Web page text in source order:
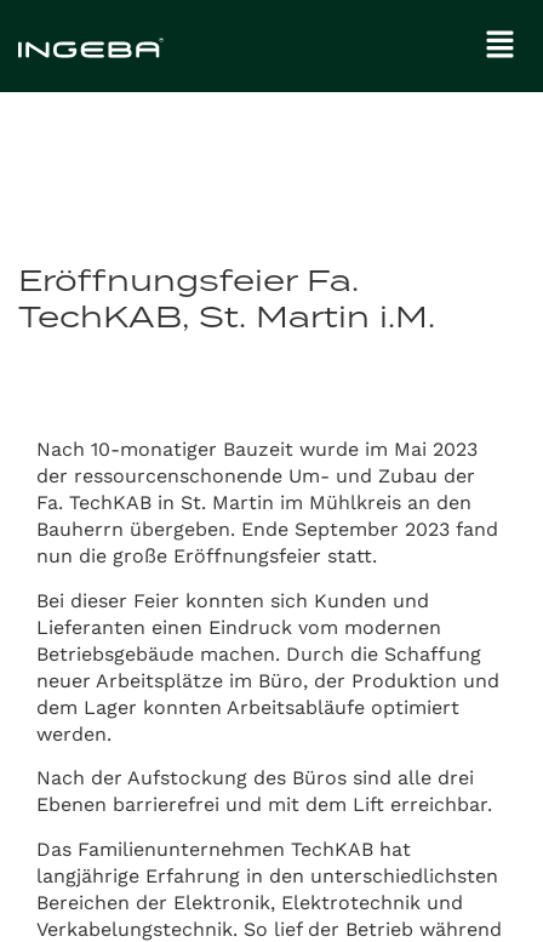
Eröffnungsfeier Fa.
TechKAB, St. Martin i.M.
Nach 10-monatiger Bauzeit wurde im Mai 2023
der ressourcenschonende Um- und Zubau der
Fa. TechKAB in St. Martin im Mühlkreis an den
Bauherrn übergeben. Ende September 2023 fand
nun die große Eröffnungsfeier statt.
Bei dieser Feier konnten sich Kunden und
Lieferanten einen Eindruck vom modernen
Betriebsgebäude machen. Durch die Schaffung
neuer Arbeitsplätze im Büro, der Produktion und
dem Lager konnten Arbeitsabläufe optimiert
werden.
Nach der Aufstockung des Büros sind alle drei
Ebenen barrierefrei und mit dem Lift erreichbar.
Das Familienunternehmen TechKAB hat
langjährige Erfahrung in den unterschiedlichsten
Bereichen der Elektronik, Elektrotechnik und
Verkabelungstechnik. So lief der Betrieb während